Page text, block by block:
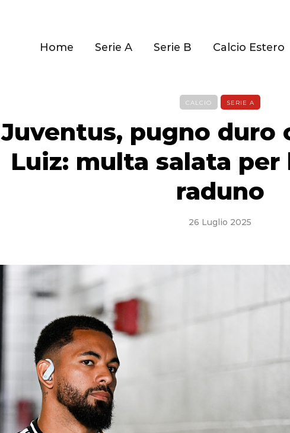
Home Serie A Serie B Calcio Estero
CALCIO SERIE A
Juventus, pugno duro
Luiz: multa salata per
raduno
26 Luglio 2025